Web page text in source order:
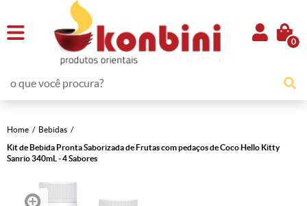
0
Home
Bebidas
Kit de Bebida Pronta Saborizada de Frutas com pedaços de Coco Hello Kitty
Sanrio 340mL - 4 Sabores